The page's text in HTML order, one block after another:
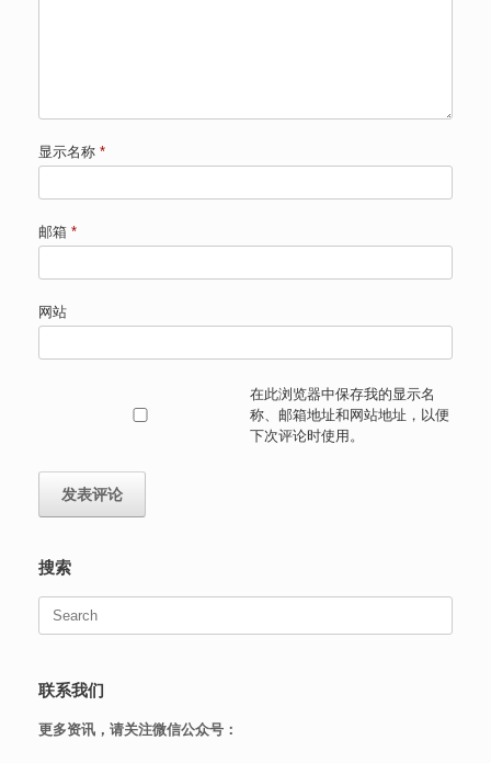
显示名称 *
邮箱 *
网站
在此浏览器中保存我的显示名
称、邮箱地址和网站地址，以便
下次评论时使用。
搜索
联系我们
更多资讯，请关注微信公众号：